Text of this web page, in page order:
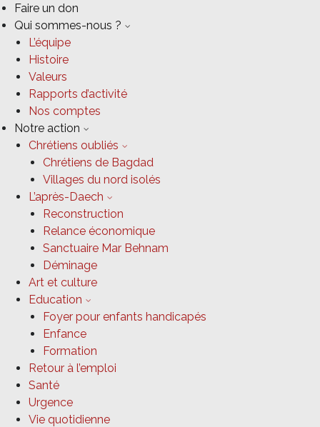
Faire un don
Qui sommes-nous ?
L’équipe
Histoire
Valeurs
Rapports d’activité
Nos comptes
Notre action
Chrétiens oubliés
Chrétiens de Bagdad
Villages du nord isolés
L’après-Daech
Reconstruction
Relance économique
Sanctuaire Mar Behnam
Déminage
Art et culture
Education
Foyer pour enfants handicapés
Enfance
Formation
Retour à l’emploi
Santé
Urgence
Vie quotidienne